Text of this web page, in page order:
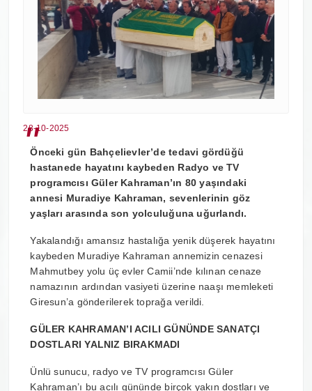
28-10-2025
Önceki gün Bahçelievler’de tedavi gördüğü
hastanede hayatını kaybeden Radyo ve TV
programcısı Güler Kahraman’ın 80 yaşındaki
annesi Muradiye Kahraman, sevenlerinin göz
yaşları arasında son yolculuğuna uğurlandı.
Yakalandığı amansız hastalığa yenik düşerek hayatını
kaybeden Muradiye Kahraman annemizin cenazesi
Mahmutbey yolu üç evler Camii’nde kılınan cenaze
namazının ardından vasiyeti üzerine naaşı memleketi
Giresun’a gönderilerek toprağa verildi.
GÜLER KAHRAMAN’I ACILI GÜNÜNDE SANATÇI
DOSTLARI YALNIZ BIRAKMADI
Ünlü sunucu, radyo ve TV programcısı Güler
Kahraman’ı bu acılı gününde birçok yakın dostları ve